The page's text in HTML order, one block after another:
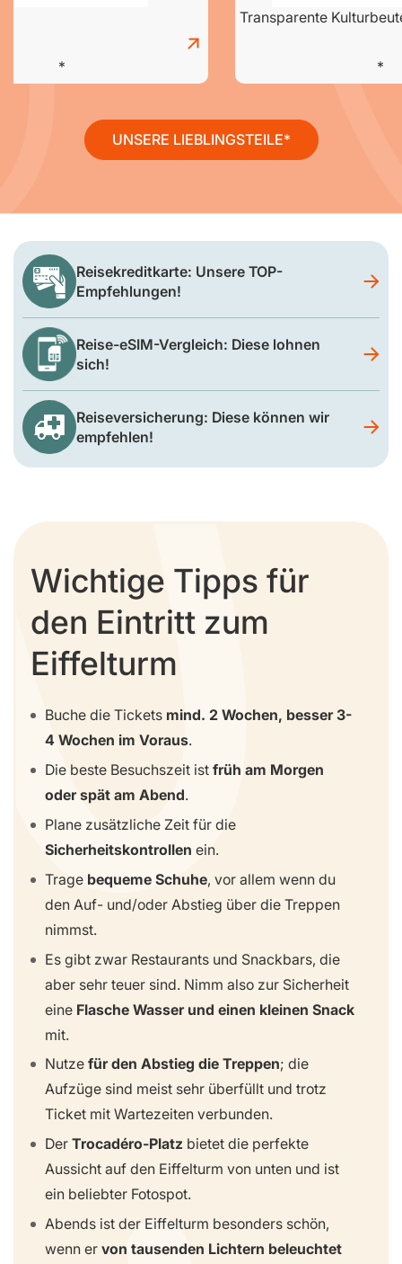
Transparente
UNSERE LIEBLINGSTEILE
Reisekreditkarte: Unsere TOP-
Empfehlungen!
Reise-eSIM-Vergleich: Diese lohnen
sich!
Reiseversicherung: Diese können wir
empfehlen!
Wichtige Tipps für
den Eintritt zum
Eiffelturm
Buche die Tickets mind. 2 Wochen, besser 3-
4 Wochen im Voraus.
Die beste Besuchszeit ist früh am Morgen
oder spät am Abend.
Plane zusätzliche Zeit für die
Sicherheitskontrollen ein.
Trage bequeme Schuhe, vor allem wenn du
den Auf- und/oder Abstieg über die Treppen
nimmst.
Es gibt zwar Restaurants und Snackbars, die
aber sehr teuer sind. Nimm also zur Sicherheit
eine Flasche Wasser und einen kleinen Snack
mit.
Nutze für den Abstieg die Treppen; die
Aufzüge sind meist sehr überfüllt und trotz
Ticket mit Wartezeiten verbunden.
Der Trocadéro-Platz bietet die perfekte
Aussicht auf den Eiffelturm von unten und ist
ein beliebter Fotospot.
Abends ist der Eiffelturm besonders schön,
wenn er von tausenden Lichtern beleuchtet